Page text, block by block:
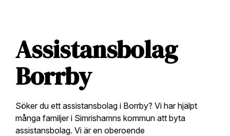
Assistansbolag
Borrby
Söker du ett assistansbolag i Borrby? Vi har hjälpt
många familjer i Simrishamns kommun att byta
assistansbolag. Vi är en oberoende